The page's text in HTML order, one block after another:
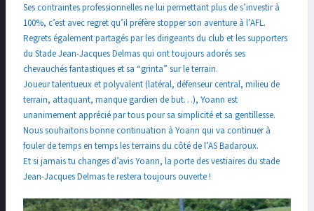
Ses contraintes professionnelles ne lui permettant plus de s’investir à
100%, c’est avec regret qu’il préfère stopper son aventure à l’AFL.
Regrets également partagés par les dirigeants du club et les supporters
du Stade Jean-Jacques Delmas qui ont toujours adorés ses
chevauchés fantastiques et sa “grinta” sur le terrain.
Joueur talentueux et polyvalent (latéral, défenseur central, milieu de
terrain, attaquant, manque gardien de but…), Yoann est
unanimement apprécié par tous pour sa simplicité et sa gentillesse.
Nous souhaitons bonne continuation à Yoann qui va continuer à
fouler de temps en temps les terrains du côté de l’AS Badaroux.
Et si jamais tu changes d’avis Yoann, la porte des vestiaires du stade
Jean-Jacques Delmas te restera toujours ouverte !